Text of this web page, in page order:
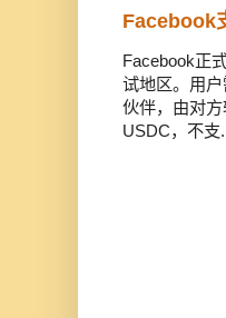
Facebook
Facebook正
试地区。用
伙伴，由对
USDC，不支